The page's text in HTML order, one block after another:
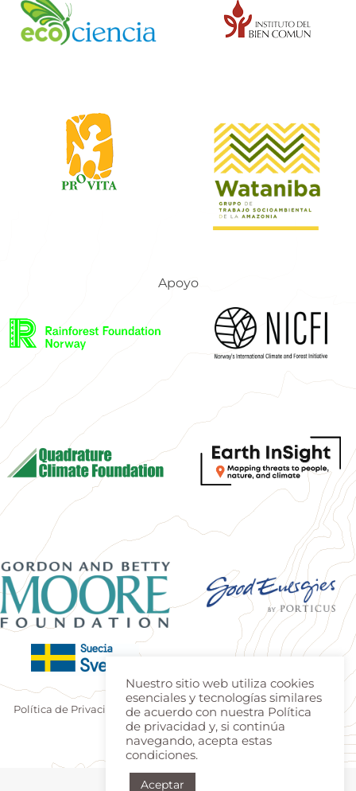
Apoyo
Política de Privacidad |Terminos de uso | Produzido porEstúdio
Teca|Login
Nuestro sitio web utiliza cookies
esenciales y tecnologías similares
de acuerdo con nuestra Política
de privacidad y, si continúa
navegando, acepta estas
condiciones.
Aceptar